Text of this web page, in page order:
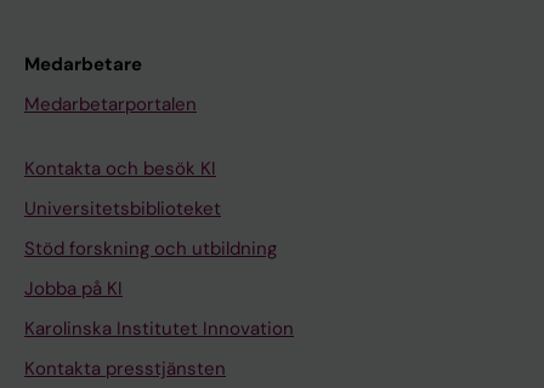
Medarbetare
Medarbetarportalen
Kontakta och besök KI
Universitetsbiblioteket
Stöd forskning och utbildning
Jobba på KI
Karolinska Institutet Innovation
Kontakta presstjänsten